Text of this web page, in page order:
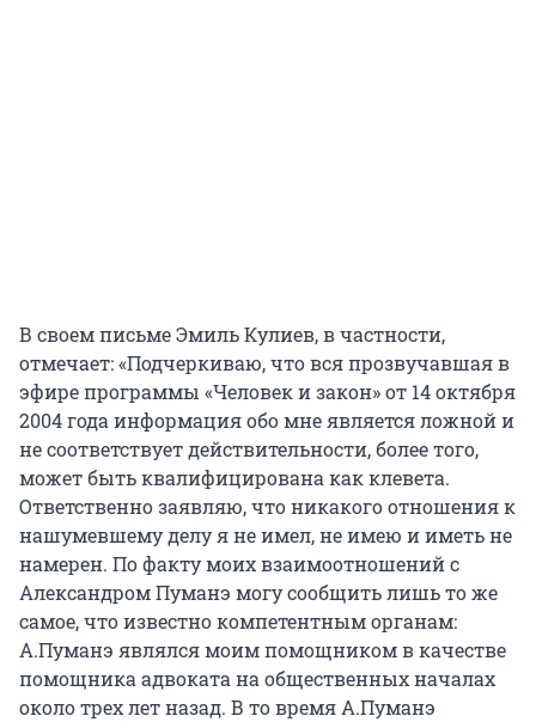
В своем письме Эмиль Кулиев, в частности,
отмечает: «Подчеркиваю, что вся прозвучавшая в
эфире программы «Человек и закон» от 14 октября
2004 года информация обо мне является ложной и
не соответствует действительности, более того,
может быть квалифицирована как клевета.
Ответственно заявляю, что никакого отношения к
нашумевшему делу я не имел, не имею и иметь не
намерен. По факту моих взаимоотношений с
Александром Пуманэ могу сообщить лишь то же
самое, что известно компетентным органам:
А.Пуманэ являлся моим помощником в качестве
помощника адвоката на общественных началах
около трех лет назад. В то время А.Пуманэ